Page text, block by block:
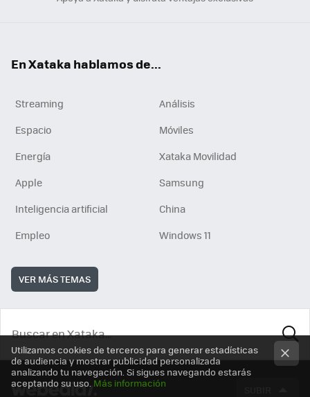
En Xataka hablamos de...
Streaming
Análisis
Espacio
Móviles
Energía
Xataka Movilidad
Apple
Samsung
Inteligencia artificial
China
Empleo
Windows 11
VER MÁS TEMAS
Utilizamos cookies de terceros para generar estadísticas
de audiencia y mostrar publicidad personalizada
analizando tu navegación. Si sigues navegando estarás
aceptando su uso. Más información